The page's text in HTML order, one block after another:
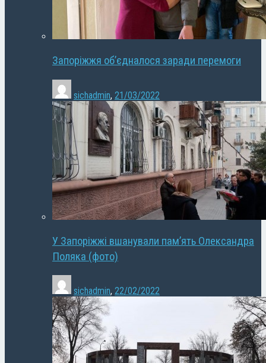
Запоріжжя об’єдналося заради перемоги
sichadmin, 21/03/2022
У Запоріжжі вшанували пам’ять Олександра
Поляка (фото)
sichadmin, 22/02/2022